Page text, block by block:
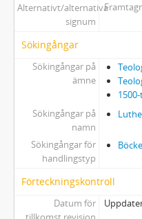
Alternativt/alternativa
signum
Sökingångar
Sökingångar på
ämne
Sökingångar på
namn
Sökingångar för
handlingstyp
Förteckningskontroll
Datum för